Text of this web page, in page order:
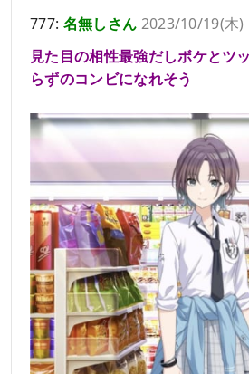
777: 名無しさん 2023/10/19(木)
見た目の相性最強だしボケとツ
らずのコンビになれそう